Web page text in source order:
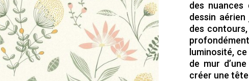
des
dessin
des
luminosité,
de mur
créer une